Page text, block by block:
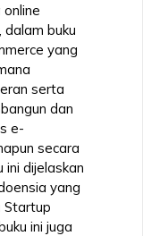
buku
yang
serta
dan
e-
secara
ini dijelaskan
yang
Startup
ini juga